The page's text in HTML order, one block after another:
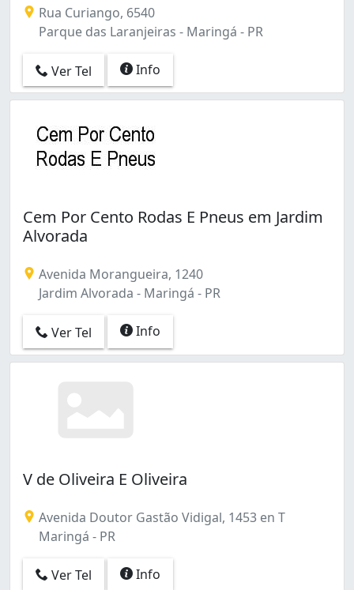
Rua Curiango, 6540
Parque das Laranjeiras - Maringá - PR
Ver Tel Info
Cem Por Cento Rodas E Pneus em Jardim
Alvorada
Avenida Morangueira, 1240
Jardim Alvorada - Maringá - PR
Ver Tel Info
V de Oliveira E Oliveira
Avenida Doutor Gastão Vidigal, 1453 en T
Maringá - PR
Ver Tel Info